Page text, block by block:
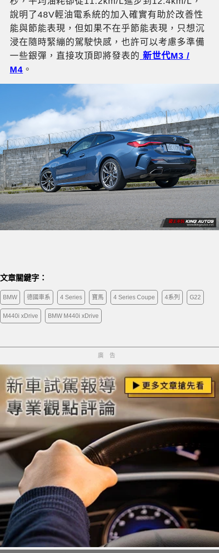
說明了48V輕油電系統的加入確實有助於改善性
能與節能表現，但如果不在乎節能表現，只想沉
浸在隨時緊繃的駕駛快感，也許可以考慮多準備
一些銀彈，直接攻頂即將發表的 新世代M3 /
M4 。
文章關鍵字：
BMW 德國車系 4 Series 寶馬 4 Series Coupe 4系列 G22
M440i xDrive BMW M440i xDrive
廣告